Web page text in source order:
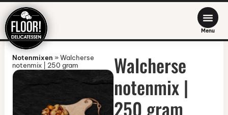
Menu
Notenmixen »Walcherse
notenmix | 250 gram
Walcherse
notenmix |
250 gram